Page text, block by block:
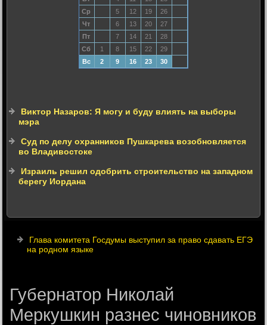
Ср
5 12 19
26
Чт
6 13 20
27
Пт
7 14 21
28
Сб
1 8 15 22
29
Вс
2 9 16 23 30
Виктор Назаров: Я могу и буду влиять на выборы
мэра
Суд по делу охранников Пушкарева возобновляется
во Владивостоке
Израиль решил одобрить строительство на западном
берегу Иордана
Глава комитета Госдумы выступил за право сдавать ЕГЭ
на родном языке
Губернатор Николай
Меркушкин разнес чиновников